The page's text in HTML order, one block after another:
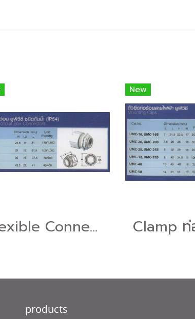
Flexible Connector ท่อร้อยสายไฟฟ้า UPVC Clipsal
New
products